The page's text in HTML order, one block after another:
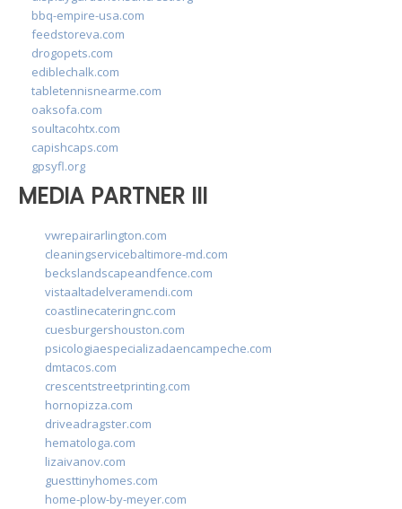
bbq-empire-usa.com
feedstoreva.com
drogopets.com
ediblechalk.com
tabletennisnearme.com
oaksofa.com
soultacohtx.com
capishcaps.com
gpsyfl.org
MEDIA PARTNER III
vwrepairarlington.com
cleaningservicebaltimore-md.com
beckslandscapeandfence.com
vistaaltadelveramendi.com
coastlinecateringnc.com
cuesburgershouston.com
psicologiaespecializadaencampeche.com
dmtacos.com
crescentstreetprinting.com
hornopizza.com
driveadragster.com
hematologa.com
lizaivanov.com
guesttinyhomes.com
home-plow-by-meyer.com